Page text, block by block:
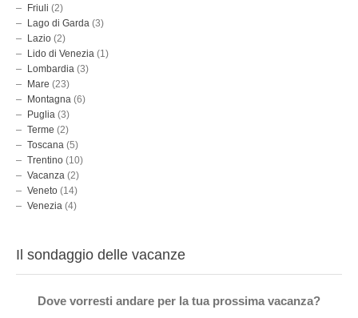
Friuli (2)
Lago di Garda (3)
Lazio (2)
Lido di Venezia (1)
Lombardia (3)
Mare (23)
Montagna (6)
Puglia (3)
Terme (2)
Toscana (5)
Trentino (10)
Vacanza (2)
Veneto (14)
Venezia (4)
Il sondaggio delle vacanze
Dove vorresti andare per la tua prossima vacanza?